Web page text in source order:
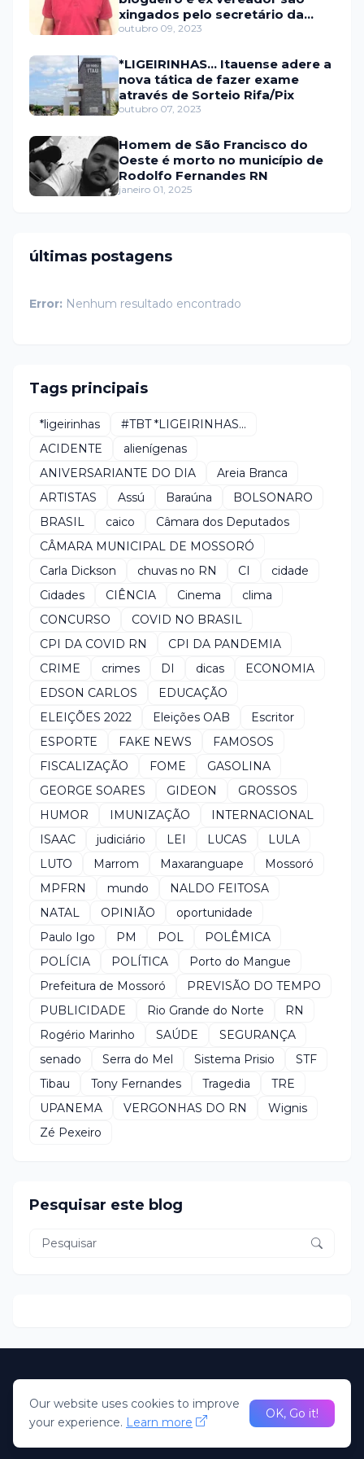
xingados pelo secretário da
prefeitura de Itaú
outubro 09, 2023
*LIGEIRINHAS... Itauense adere a
nova tática de fazer exame
através de Sorteio Rifa/Pix
outubro 07, 2023
Homem de São Francisco do
Oeste é morto no município de
Rodolfo Fernandes RN
janeiro 01, 2025
últimas postagens
Error: Nenhum resultado encontrado
Tags principais
*ligeirinhas
#TBT *LIGEIRINHAS...
ACIDENTE
alienígenas
ANIVERSARIANTE DO DIA
Areia Branca
ARTISTAS
Assú Baraúna
BOLSONARO
BRASIL
caico
Câmara dos Deputados
CÂMARA MUNICIPAL DE MOSSORÓ
Carla Dickson
chuvas no RN CI
cidade
Cidades
CIÊNCIA Cinema
clima
CONCURSO
COVID NO BRASIL
CPI DA COVID RN
CPI DA PANDEMIA
CRIME
crimes DI dicas
ECONOMIA
EDSON CARLOS
EDUCAÇÃO
ELEIÇÕES 2022
Eleições OAB
Escritor
ESPORTE
FAKE NEWS
FAMOSOS
FISCALIZAÇÃO
FOME
GASOLINA
GEORGE SOARES
GIDEON
GROSSOS
HUMOR
IMUNIZAÇÃO
INTERNACIONAL
ISAAC
judiciário LEI LUCAS
LULA
LUTO
Marrom Maxaranguape
Mossoró
MPFRN
mundo
NALDO FEITOSA
NATAL
OPINIÃO
oportunidade
Paulo Igo
PM POL
POLÊMICA
POLÍCIA
POLÍTICA
Porto do Mangue
Prefeitura de Mossoró
PREVISÃO DO TEMPO
PUBLICIDADE
Rio Grande do Norte
RN
Rogério Marinho
SAÚDE
SEGURANÇA
senado
Serra do Mel Sistema Prisio
STF
Tibau
Tony Fernandes Tragedia
TRE
UPANEMA
VERGONHAS DO RN
Wignis
Zé Pexeiro
Pesquisar este blog
desenvolvido Pela R2N. Todos direitos Reservados; Portal
Claudio Oliveira
HomeAbout Us
Our website uses cookies to improve
your experience. Learn more
OK, Go it!